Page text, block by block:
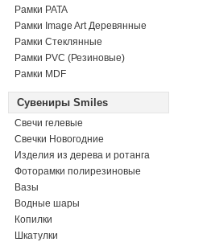
Рамки PATA
Рамки Image Art Деревянные
Рамки Стеклянные
Рамки PVC (Резиновые)
Рамки MDF
Сувениры Smiles
Свечи гелевые
Свечки Новогодние
Изделия из дерева и ротанга
Фоторамки полирезиновые
Вазы
Водные шары
Копилки
Шкатулки